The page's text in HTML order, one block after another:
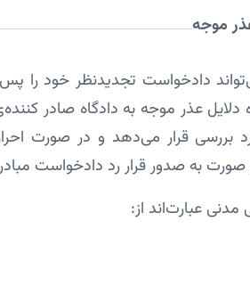
موجه
دادخواست تجدیدنظر خود را پس
دلایل عذر موجه به دادگاه صادر
بررسی قرار می‌­دهد و در صورت
به صدور قرار رد دادخواست
عبارت‌­اند از: